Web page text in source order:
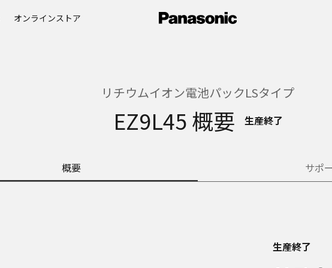
オンラインストア
リチウムイオン電池パックLSタイプ
EZ9L45 概要 生産終了
概要 サポ
生産終了